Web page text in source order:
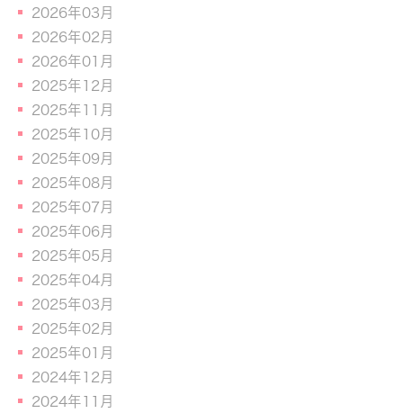
2026年03月
2026年02月
2026年01月
2025年12月
2025年11月
2025年10月
2025年09月
2025年08月
2025年07月
2025年06月
2025年05月
2025年04月
2025年03月
2025年02月
2025年01月
2024年12月
2024年11月